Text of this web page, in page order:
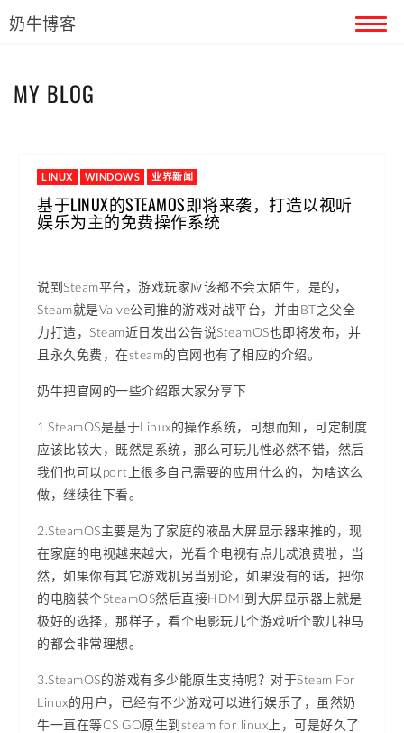
奶牛博客
MY BLOG
LINUX WINDOWS 业界新闻
基于LINUX的STEAMOS即将来袭，打造以视听
娱乐为主的免费操作系统
说到Steam平台，游戏玩家应该都不会太陌生，是的，
Steam就是Valve公司推的游戏对战平台，并由BT之父全
力打造，Steam近日发出公告说SteamOS也即将发布，并
且永久免费，在steam的官网也有了相应的介绍。
奶牛把官网的一些介绍跟大家分享下
1.SteamOS是基于Linux的操作系统，可想而知，可定制度
应该比较大，既然是系统，那么可玩儿性必然不错，然后
我们也可以port上很多自己需要的应用什么的，为啥这么
做，继续往下看。
2.SteamOS主要是为了家庭的液晶大屏显示器来推的，现
在家庭的电视越来越大，光看个电视有点儿忒浪费啦，当
然，如果你有其它游戏机另当别论，如果没有的话，把你
的电脑装个SteamOS然后直接HDMI到大屏显示器上就是
极好的选择，那样子，看个电影玩儿个游戏听个歌儿神马
的都会非常理想。
3.SteamOS的游戏有多少能原生支持呢？对于Steam For
Linux的用户，已经有不少游戏可以进行娱乐了，虽然奶
牛一直在等CS GO原生到steam for linux上，可是好久了